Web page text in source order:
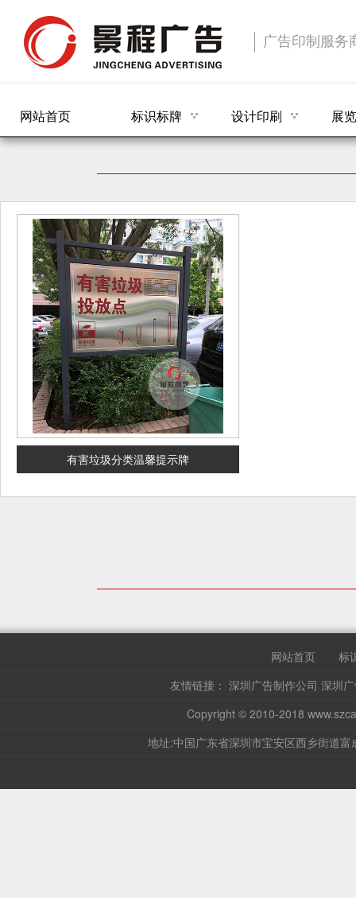
广告印制服务
网站首页 标识标牌 设计印刷 展
有害垃圾分类温馨提示牌
网站首页
标
友情链接： 深圳广告制作公司 深圳
Copyright © 2010-2018
地址:中国广东省深圳市宝安区西乡